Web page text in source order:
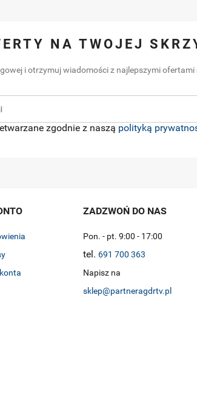
NA TWOJEJ
i otrzymuj wiadomości z najlepszymi ofertami
zgodnie z naszą polityką
ZADZWOŃ DO NAS
Pon. - pt. 9:00 - 17:00
tel. 691 700 363
Napisz na
sklep@partneragdrtv.pl